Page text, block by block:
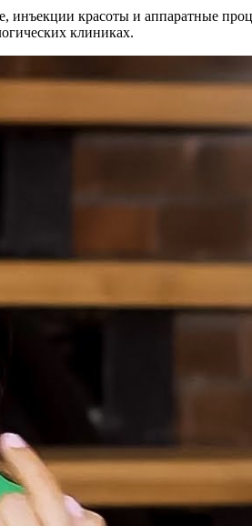
красоты и аппаратные
клиниках.